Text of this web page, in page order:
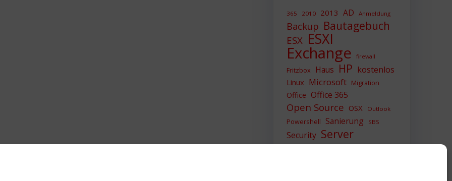
365 2010 2013 AD Anmeldung
Backup Bautagebuch
ESX ESXI
Exchange firewall
Fritzbox Haus HP kostenlos
Linux Microsoft Migration
Office Office 365
Open Source OSX Outlook
Powershell Sanierung SBS
Security Server
Sicherheit SIEM